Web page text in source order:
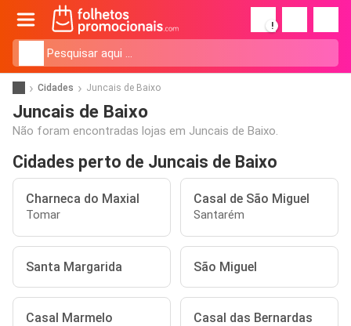
!
Cidades Juncais de Baixo
Juncais de Baixo
Não foram encontradas lojas em Juncais de Baixo.
Cidades perto de Juncais de Baixo
Charneca do Maxial
Tomar
Casal de São Miguel
Santarém
Santa Margarida São Miguel
Casal Marmelo Casal das Bernardas